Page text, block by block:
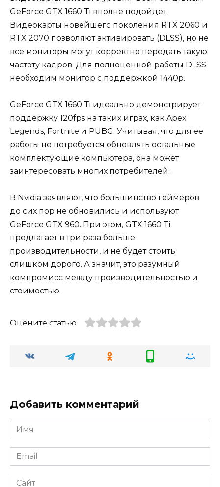
GeForce GTX 1660 Ti вполне подойдет.
Видеокарты новейшего поколения RTX 2060 и
RTX 2070 позволяют активировать (DLSS), но не
все мониторы могут корректно передать такую
частоту кадров. Для полноценной работы DLSS
необходим монитор с поддержкой 1440р.
GeForce GTX 1660 Ti идеально демонстрирует
поддержку 120fps на таких играх, как Apex
Legends, Fortnite и PUBG. Учитывая, что для ее
работы не потребуется обновлять остальные
комплектующие компьютера, она может
заинтересовать многих потребителей.
В Nvidia заявляют, что большинство геймеров
до сих пор не обновились и используют
GeForce GTX 960. При этом, GTX 1660 Ti
предлагает в три раза больше
производительности, и не будет стоить
слишком дорого. А значит, это разумный
компромисс между производительностью и
стоимостью.
Оцените статью
Добавить комментарий
Имя
*
Email
*
Сайт